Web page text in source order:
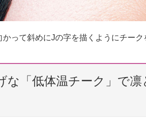
って斜めにJの字を描くようにチーク
「低体温チーク」で凛